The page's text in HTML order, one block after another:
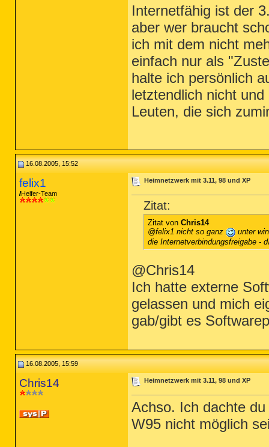
Internetfähig ist der
aber wer braucht
ich mit dem nicht
einfach nur als
halte ich persönlich
letztendlich nicht
Leuten, die sich
16.08.2005, 15:52
felix1
Helfer-Team
Heimnetzwerk mit 3.11, 98 und XP
Zitat:
Zitat von Chris14
@felix1 nicht so ganz
unter
die Internetverbindungsfreigabe -
@Chris14
Ich hatte externe
gelassen und mich
gab/gibt es
16.08.2005, 15:59
Chris14 Heimnetzwerk mit 3.11, 98 und XP
Achso. Ich dachte
W95 nicht möglich